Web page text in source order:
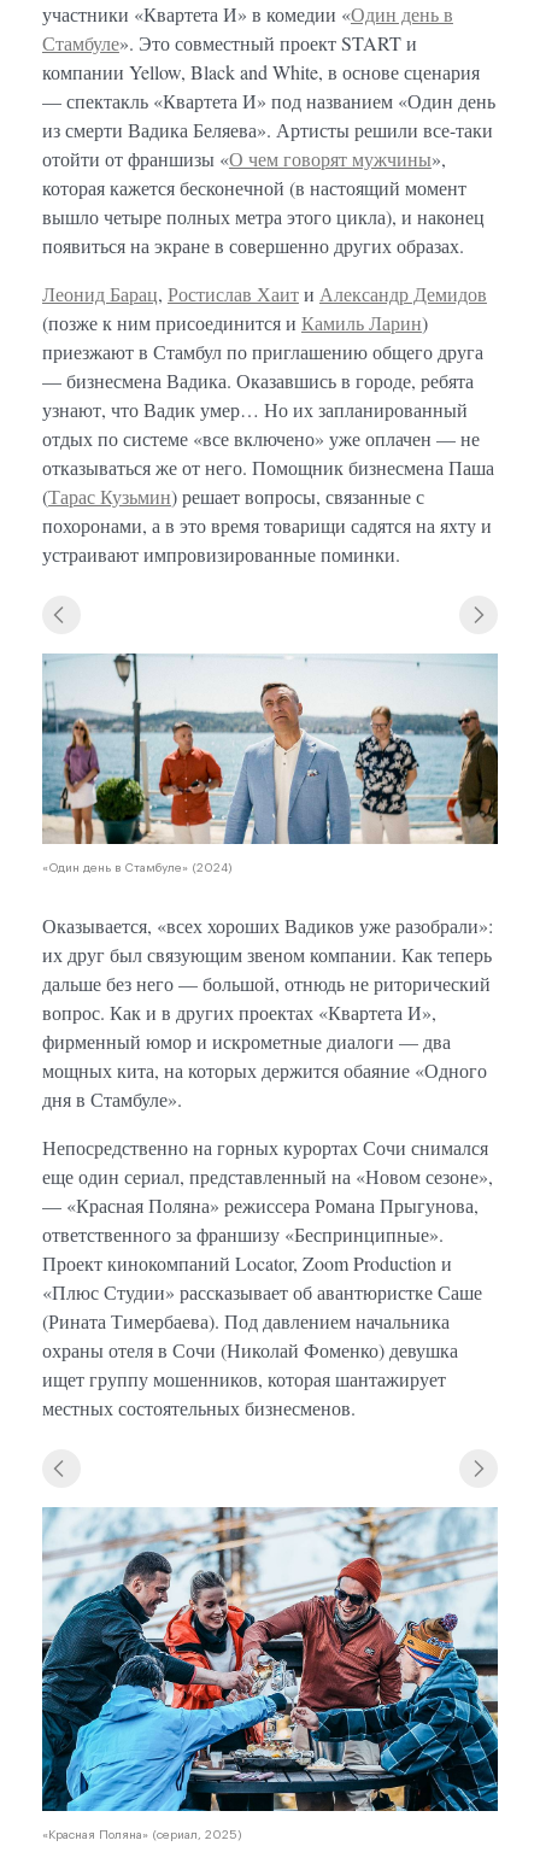
участники «Квартета И» в комедии «Один день в
Стамбуле». Это совместный проект START и
компании Yellow, Black and White, в основе сценария
— спектакль «Квартета И» под названием «Один день
из смерти Вадика Беляева». Артисты решили все-таки
отойти от франшизы «О чем говорят мужчины»,
которая кажется бесконечной (в настоящий момент
вышло четыре полных метра этого цикла), и наконец
появиться на экране в совершенно других образах.
Леонид Барац, Ростислав Хаити Александр Демидов
(позже к ним присоединится и Камиль Ларин)
приезжают в Стамбул по приглашению общего друга
— бизнесмена Вадика. Оказавшись в городе, ребята
узнают, что Вадик умер… Но их запланированный
отдых по системе «все включено» уже оплачен — не
отказываться же от него. Помощник бизнесмена Паша
(Тарас Кузьмин) решает вопросы, связанные с
похоронами, а в это время товарищи садятся на яхту и
устраивают импровизированные поминки.
«Один день в Стамбуле» (2024)
Оказывается, «всех хороших Вадиков уже разобрали»:
их друг был связующим звеном компании. Как теперь
дальше без него — большой, отнюдь не риторический
вопрос. Как и в других проектах «Квартета И»,
фирменный юмор и искрометные диалоги — два
мощных кита, на которых держится обаяние «Одного
дня в Стамбуле».
Непосредственно на горных курортах Сочи снимался
еще один сериал, представленный на «Новом сезоне»,
— «Красная Поляна» режиссера Романа Прыгунова,
ответственного за франшизу «Беспринципные».
Проект кинокомпаний Locator, Zoom Production и
«Плюс Студии» рассказывает об авантюристке Саше
(Рината Тимербаева). Под давлением начальника
охраны отеля в Сочи (Николай Фоменко) девушка
ищет группу мошенников, которая шантажирует
местных состоятельных бизнесменов.
«Красная Поляна» (сериал, 2025)